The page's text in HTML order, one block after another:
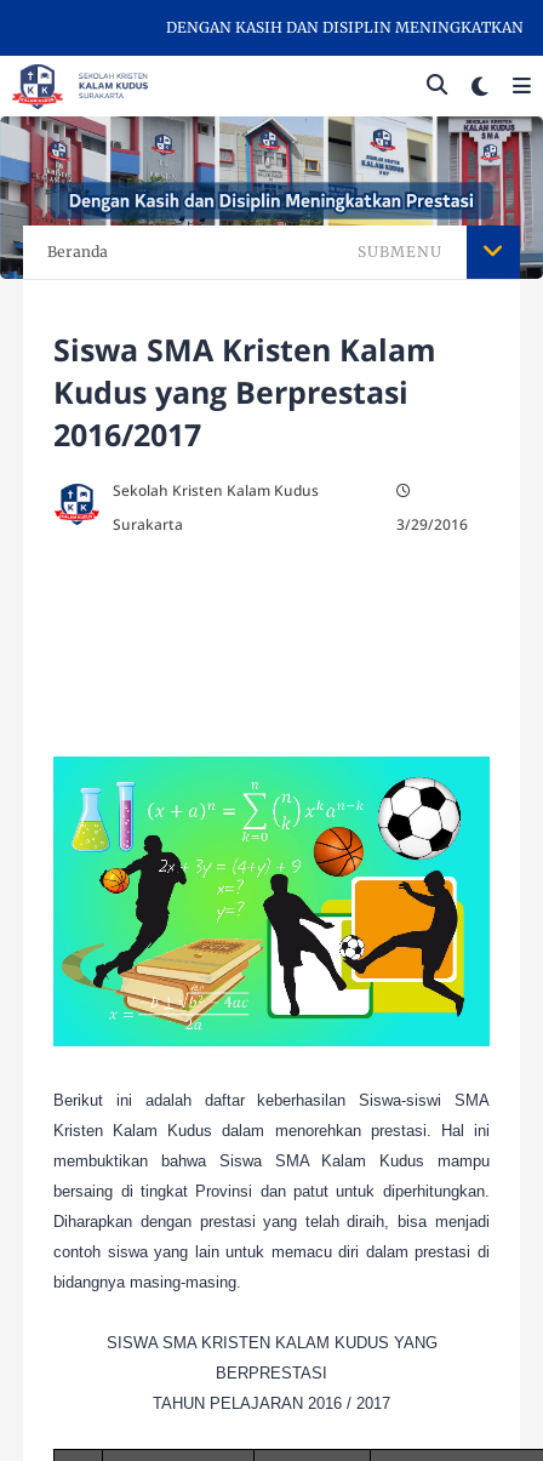
DENGAN KASIH DAN DISIPLIN MENINGKATKAN
Beranda SUBMENU
Siswa SMA Kristen Kalam
Kudus yang Berprestasi
2016/2017
Sekolah Kristen Kalam Kudus
Surakarta
3/29/2016
Berikut ini adalah daftar keberhasilan Siswa-siswi SMA
Kristen Kalam Kudus dalam menorehkan prestasi. Hal ini
membuktikan bahwa Siswa SMA Kalam Kudus mampu
bersaing di tingkat Provinsi dan patut untuk diperhitungkan.
Diharapkan dengan prestasi yang telah diraih, bisa menjadi
contoh siswa yang lain untuk memacu diri dalam prestasi di
bidangnya masing-masing.
SISWA SMA KRISTEN KALAM KUDUS YANG
BERPRESTASI
TAHUN PELAJARAN 2016 / 2017